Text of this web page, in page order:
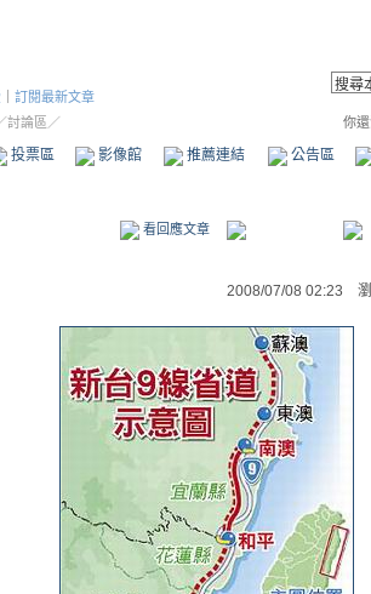
訂閱最新文章
討論區／ 你
投票區 影像館 推薦連結 公告區
看回應文章
2008/07/08 02:23